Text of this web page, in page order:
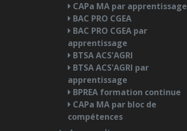
CAPa MA par apprentissage
BAC PRO CGEA
BAC PRO CGEA par
apprentissage
BTSA ACS'AGRI
BTSA ACS'AGRI par
apprentissage
BPREA formation continue
CAPa MA par bloc de
compétences